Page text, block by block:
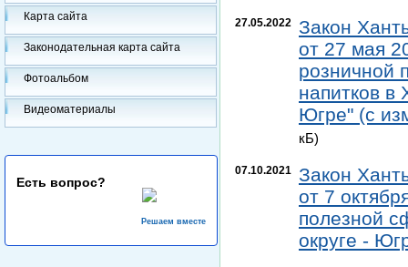
Карта сайта
Законодательная карта сайта
Фотоальбом
Видеоматериалы
Есть вопрос?
Решаем вместе
27.05.2022
Закон
от 27 мая
розничной
напитков в
Югре" (с
кБ)
07.10.2021
Закон
от 7
полезной
округе -